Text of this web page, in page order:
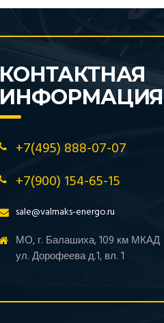
КОНТАКТНАЯ
ИНФОРМАЦИЯ
+7(495) 888-07-07
+7(900) 154-65-15
sale@valmaks-energo.ru
МО, г. Балашиха, 109 км МКАД
ул. Дорофеева д.1, вл. 1